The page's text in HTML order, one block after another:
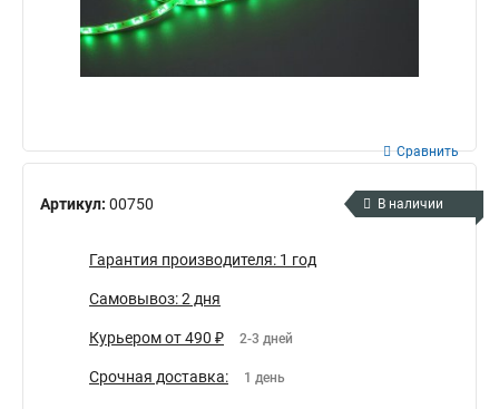
Артикул: 00750
Сравнить
В наличии
Гарантия производителя: 1 год
Самовывоз: 2 дня
Курьером от 490 ₽ 2-3 дней
Срочная доставка: 1 день